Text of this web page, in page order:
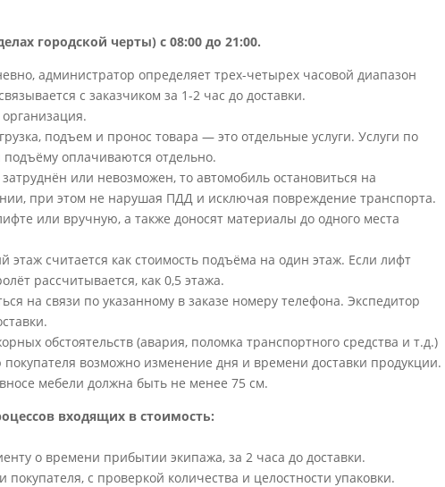
городской черты) с 08:00 до 21:00.
администратор определяет трех-четырех часовой диапазон
с заказчиком за 1-2 час до доставки.
подъем и пронос товара — это отдельные услуги. Услуги по
подъёму оплачиваются отдельно.
или невозможен, то автомобиль остановиться на
при этом не нарушая ПДД и исключая повреждение транспорта.
или вручную, а также доносят материалы до одного места
этаж считается как стоимость подъёма на один этаж. Если лифт
рассчитывается, как 0,5 этажа.
на связи по указанному в заказе номеру телефона. Экспедитор
обстоятельств (авария, поломка транспортного средства и т.д.)
возможно изменение дня и времени доставки продукции.
мебели должна быть не менее 75 см.
входящих в стоимость:
о времени прибытии экипажа, за 2 часа до доставки.
с проверкой количества и целостности упаковки.